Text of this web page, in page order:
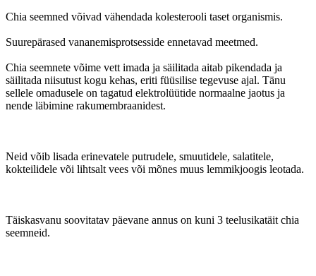
Chia seemned võivad vähendada kolesterooli taset organismis.
Suurepärased vananemisprotsesside ennetavad meetmed.
Chia seemnete võime vett imada ja säilitada aitab pikendada ja
säilitada niisutust kogu kehas, eriti füüsilise tegevuse ajal. Tänu
sellele omadusele on tagatud elektrolüütide normaalne jaotus ja
nende läbimine rakumembraanidest.
Neid võib lisada erinevatele putrudele, smuutidele, salatitele,
kokteilidele või lihtsalt vees või mõnes muus lemmikjoogis leotada.
Täiskasvanu soovitatav päevane annus on kuni 3 teelusikatäit chia
seemneid.